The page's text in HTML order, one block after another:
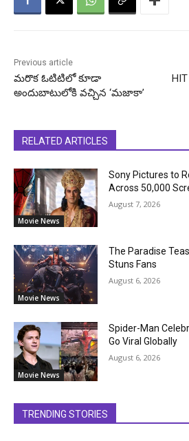
Previous article
మరొక ఓటిటిలో కూడా
అందుబాటులోకి వచ్చిన ‘మజాకా’
RELATED ARTICLES
Movie News
Sony Pictures to
Across 50,000
August 7, 2026
Movie News
The Paradise
Stuns Fans
August 6, 2026
Movie News
Spider-Man
Go Viral Globally
August 6, 2026
TRENDING STORIES